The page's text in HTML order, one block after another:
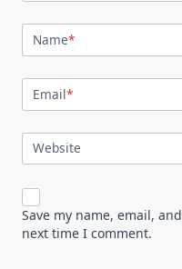
Name*
Email*
Website
Save my name, email,
next time I comment.